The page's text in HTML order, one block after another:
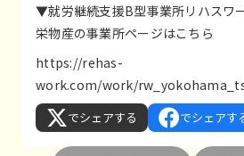
▼就労継続支援B型事業所リハスワ
栄物産の事業所ページはこちら
https://rehas-
work.com/work/
でシェアする でシェアす